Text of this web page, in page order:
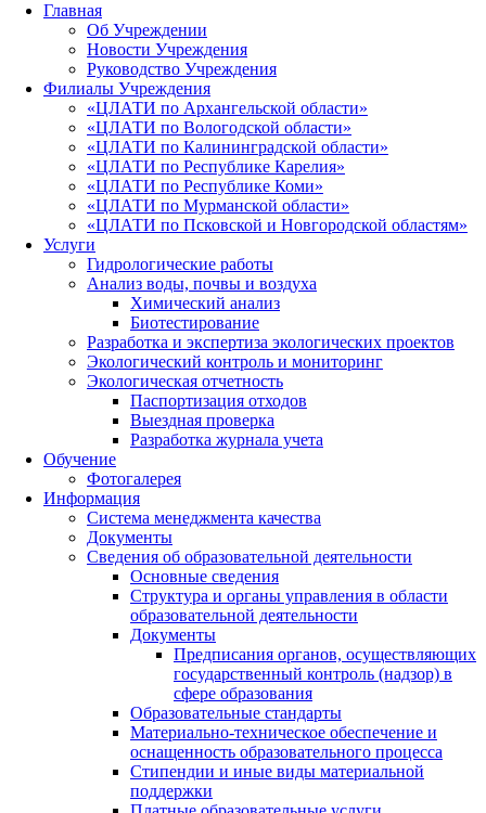
Главная
Об Учреждении
Новости Учреждения
Руководство Учреждения
Филиалы Учреждения
«ЦЛАТИ по Архангельской области»
«ЦЛАТИ по Вологодской области»
«ЦЛАТИ по Калининградской области»
«ЦЛАТИ по Республике Карелия»
«ЦЛАТИ по Республике Коми»
«ЦЛАТИ по Мурманской области»
«ЦЛАТИ по Псковской и Новгородской областям»
Услуги
Гидрологические работы
Анализ воды, почвы и воздуха
Химический анализ
Биотестирование
Разработка и экспертиза экологических проектов
Экологический контроль и мониторинг
Экологическая отчетность
Паспортизация отходов
Выездная проверка
Разработка журнала учета
Обучение
Фотогалерея
Информация
Система менеджмента качества
Документы
Сведения об образовательной деятельности
Основные сведения
Структура и органы управления в области
образовательной деятельности
Документы
Предписания органов, осуществляющих
государственный контроль (надзор) в
сфере образования
Образовательные стандарты
Материально-техническое обеспечение и
оснащенность образовательного процесса
Стипендии и иные виды материальной
поддержки